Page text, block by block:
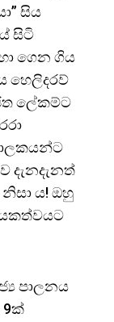
සිය
සිටි
ගෙන ගිය
හෙලිදරව්
ලේකම්ට
දැනදැනත්
ය! ඔහු
පාලනය
9ක්